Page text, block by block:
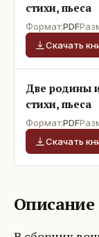
стихи, пьеса
Формат:PDF
Скачать
Две родины
стихи, пьеса
Формат:PDF
Скачать
Описание